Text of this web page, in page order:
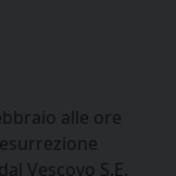
alle ore
Vescovo S.E.